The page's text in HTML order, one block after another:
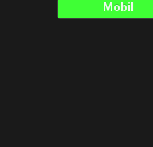
Mobil